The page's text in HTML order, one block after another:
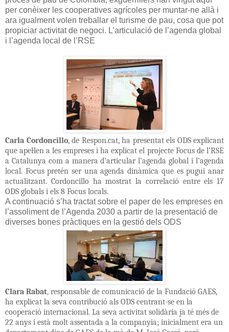
per conèixer les cooperatives agrícoles per muntar-ne allà i
ara igualment volen treballar el turisme de pau, cosa que pot
propiciar activitat de negoci. L’articulació de l’agenda global
i l’agenda local de l’RSE
Carla Cordoncillo, de Respon.cat, ha presentat els ODS explicant
que apel·len a les empreses i ha explicat el projecte Focus de l’RSE
a Catalunya com a manera d’articular l’agenda global i l’agenda
local. Focus pretén ser una agenda dinàmica que es pugui anar
actualitzant. Cordoncillo ha mostrat la correlació entre els 17
ODS globals i els 8 Focus locals.
A continuació s’ha tractat sobre el paper de les empreses en
l’assoliment de l’Agenda 2030 a partir de la presentació de
diverses bones pràctiques en la gestió dels ODS
Clara Rabat, responsable de comunicació de la Fundació GAES,
ha explicat la seva contribució als ODS centrant-se en la
cooperació internacional. La seva activitat solidària ja té més de
22 anys i està molt assentada a la companyia; inicialment era un